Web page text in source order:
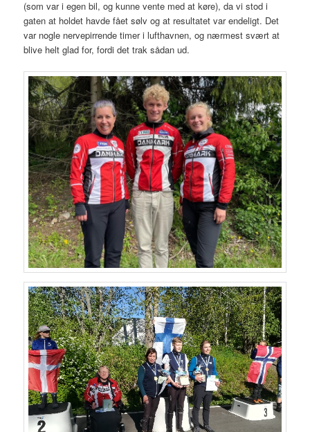
(som var i egen bil, og kunne vente med at køre), da vi stod i
gaten at holdet havde fået sølv og at resultatet var endeligt. Det
var nogle nervepirrende timer i lufthavnen, og nærmest svært at
blive helt glad for, fordi det trak sådan ud.